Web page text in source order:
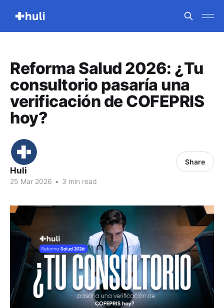
Reforma Salud 2026: ¿Tu
consultorio pasaría una
verificación de COFEPRIS
hoy?
Huli
25 Mar 2026 • 3 min read
Share